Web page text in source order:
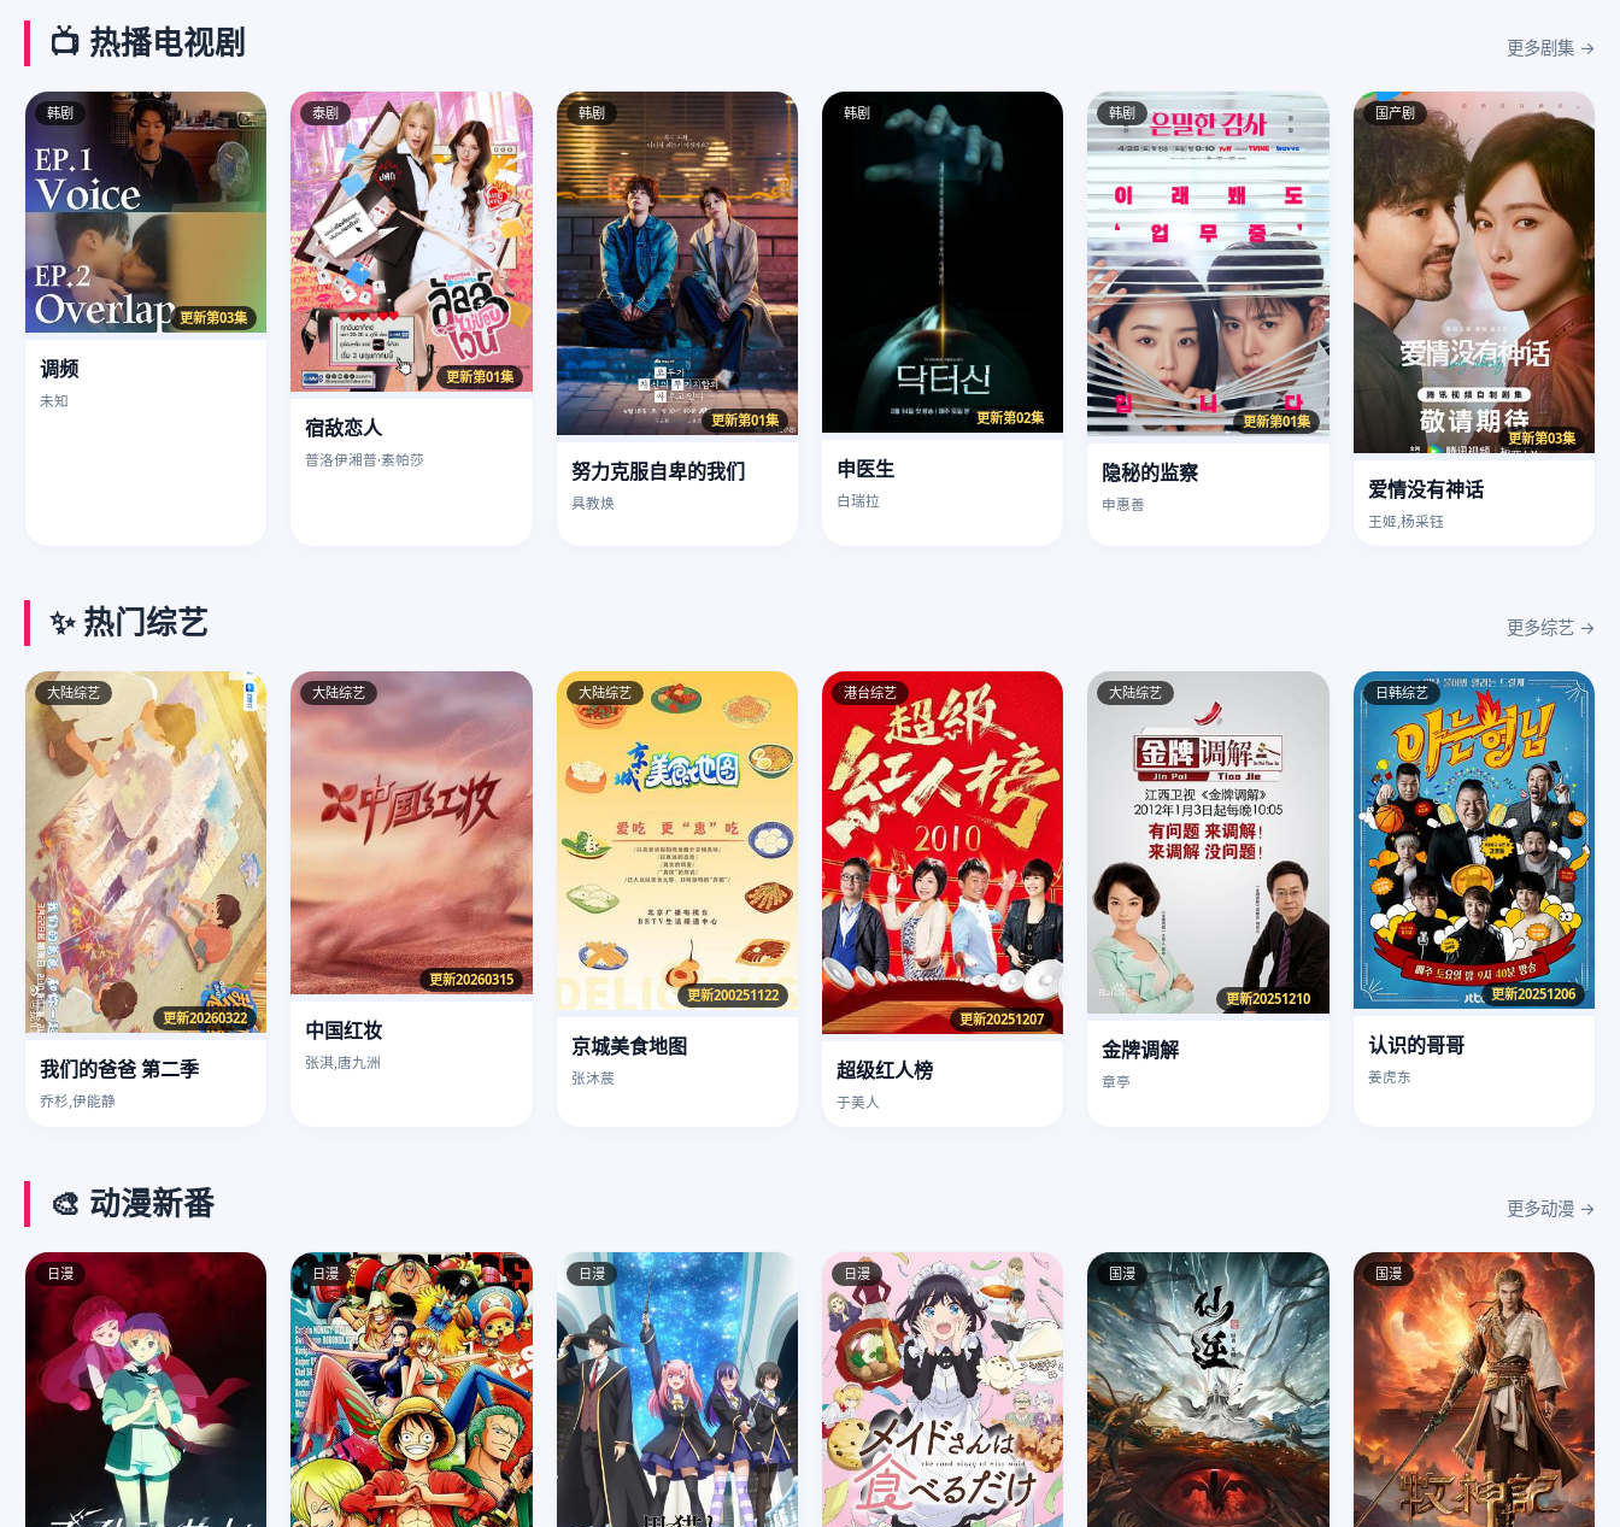
📺 热播电视剧 更多剧集 →
韩剧
更新第03集
调频
未知
泰剧
更新第01集
宿敌恋人
普洛伊湘普·素帕莎
韩剧
更新第01集
努力克服自卑的我们
具教焕
韩剧
更新第02集
申医生
白瑞拉
韩剧
更新第01集
隐秘的监察
申惠善
国产剧
更新第03集
爱情没有神话
王姬,杨采钰
✨ 热门综艺 更多综艺 →
大陆综艺
更新20260322
我们的爸爸 第二季
乔杉,伊能静
大陆综艺
更新20260315
中国红妆
张淇,唐九洲
大陆综艺
更新200251122
京城美食地图
张沐莀
港台综艺
更新20251207
超级红人榜
于美人
大陆综艺
更新20251210
金牌调解
章亭
日韩综艺
更新20251206
认识的哥哥
姜虎东
🎨 动漫新番 更多动漫 →
日漫 日漫 日漫 日漫 国漫 国漫